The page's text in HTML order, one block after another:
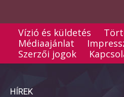
Vízió és küldetés
Médiaajánlat
Szerzői jogok
HÍREK